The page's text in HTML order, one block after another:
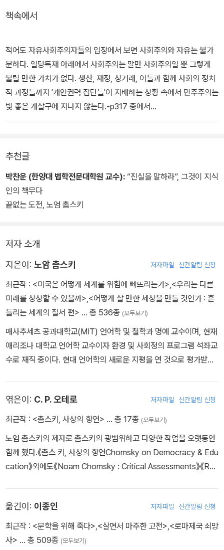
그는 진정한 지식인의 역할이란 사람이 스스로 생각할 수 있도록, 그
한다. 이것은 또한 교육의 중요한 역할이기도 하며 이러한 ‘지적 자기
방어의 교육’, 민주주의를 심화하고 확대하는 교육의 필요성을 역설하
고 있다. 촘스키의 사상과 그 밖의 언어학, 심리학 에 대한 그의 폭넓
은 사유와 비판을 만날 수 있는 책이다.
책속에서
적어도 자유사회주의자들의 입장에서 보면 사회주의와 자유는 불가
분하다. 일당독재 아래에서 사회주의는 말만 사회주의일 뿐 그렇게
불릴 만한 가치가 없다. 생산, 재정, 상거래, 이들과 함께 사회의 정치
적 과정들까지 '개인권력 집단들'이 지배하는 상황 속에서 민주주의는
빛 좋은 개살구에 지나지 않는다.-p317 중에서
는 겁니다. 더욱이 사회적 지출은 기업들을 직접 보조해줄 수가 없습
니다. 간접적으로 보조할 뿐입니다.-p679 중에서
추천글
박찬운 (한양대 법학전문대학원 교수): “진실을 말하라”, 그것이 지식
인의 책무다
끝없는 도전, 노엄 촘스키
저자 소개
지은이: 노암 촘스키 저자파일 신간알림 신청
최근작 : <미국은 어떻게 세계를 위험에 빠뜨리는가> <우리는 다른
미래를 상상할 수 있을까> <어떻게 살 만한 세상을 만들 것인가 : 흔
들리는 세계의 질서 편> … 총 536종 (모두보기)
매사추세츠 공과대학교(MIT) 언어학 및 철학과 명예 교수이며, 현재
애리조나 대학교 언어학 교수이자 환경 및 사회정의 프로그램 석좌교
수로 재직 중이다. 현대 언어학의 새로운 지평을 연 것으로 평가받으
회운동에 적극적으로 참여해왔다. 1967년 발표한 《지식인의 책무》
를 통해 지식인의 역할과 책임을 천명하며 ‘행동하는 양심’으로 자리
어왔다. 촘스키는 현존하는 작가 중 가장 많이 인용되는 인물로, 베스
트셀러인 《패권인가 생존인가》, 《촘스키, 실패한 국가 미국을 말하
다》, 《촘스키, 누가 무엇으로 세상을 지배하는가》를 포함해 100권
대의 양심이자 행동하는 지식인으로서 미국의 제국주의와 자본의 언
론 장악, 프로파간다를 신랄하게 파헤쳐왔다. 이 책 《미국은 어떻게
세계를 위험에 빠뜨리는가》는 노엄 촘스키가 공동 저자인 미국 밀레
니얼 좌파 정치의 주역인 네이선 J. 로빈슨과 함께 집필한 책이다. 전
엮은이: C. P. 오테로 저자파일 신간알림 신청
최근작 : <촘스키, 사상의 향연> … 총 17종 (모두보기)
노엄 촘스키의 제자로 촘스키의 광범위하고 다양한 작업을 오랫동안
함께 했다.《촘스 키, 사상의 향연Chomsky on Democracy & Edu
cation》외에도《Noam Chomsky : Critical Assessments》《Rad
옮긴이: 이종인 저자파일 신간알림 신청
최근작 : <문학을 위해 죽다> <살면서 마주한 고전> <로마제국 쇠망
사> … 총 509종 (모두보기)